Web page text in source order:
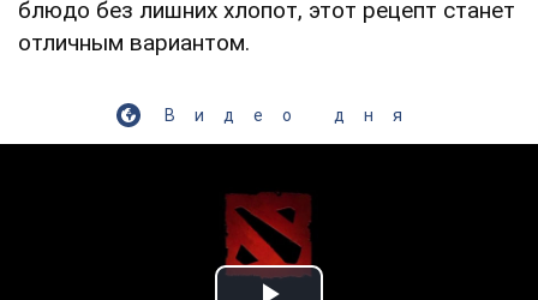
блюдо без лишних хлопот, этот рецепт станет
отличным вариантом.
Видео дня